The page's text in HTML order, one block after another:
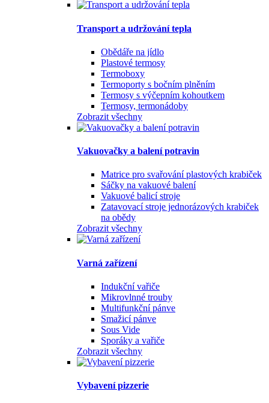
Transport a udržování tepla
Obědáře na jídlo
Plastové termosy
Termoboxy
Termoporty s bočním plněním
Termosy s výčepním kohoutkem
Termosy, termonádoby
Zobrazit všechny
Vakuovačky a balení potravin
Matrice pro svařování plastových krabiček
Sáčky na vakuové balení
Vakuové balicí stroje
Zatavovací stroje jednorázových krabiček
na obědy
Zobrazit všechny
Varná zařízení
Indukční vařiče
Mikrovlnné trouby
Multifunkční pánve
Smažicí pánve
Sous Vide
Sporáky a vařiče
Zobrazit všechny
Vybavení pizzerie